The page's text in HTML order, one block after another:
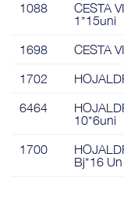
1088
CESTA
1*15uni
1698 CESTA
1702
6464
10*6uni
1700
Bj*16 Un